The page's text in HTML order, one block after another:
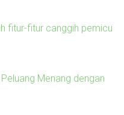
fitur-fitur canggih pemicu
Menang dengan